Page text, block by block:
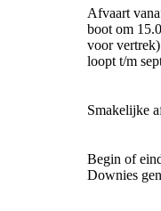
Afvaart
boot om
voor
loopt t/m
Smakelijke
Begin of
Downies